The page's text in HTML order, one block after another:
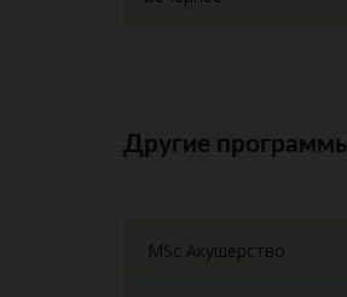
Другие
MSc Акушерство